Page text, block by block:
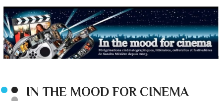
IN THE MOOD FOR CINEMA